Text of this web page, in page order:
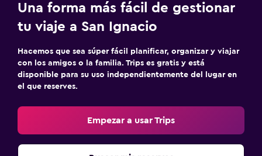
Una forma más fácil de gestionar
tu viaje a San Ignacio
Hacemos que sea súper fácil planificar, organizar y viajar
con los amigos o la familia. Trips es gratis y está
disponible para su uso independientemente del lugar en
el que reserves.
Empezar a usar Trips